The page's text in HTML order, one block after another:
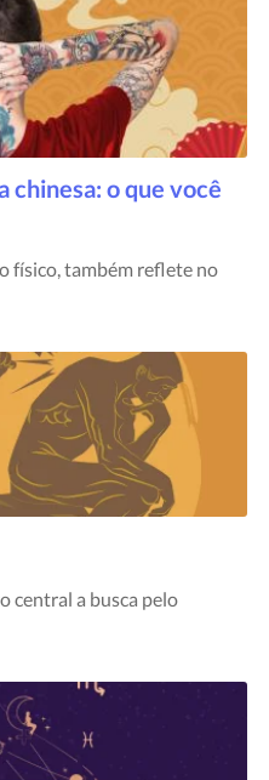
chinesa: o que você
físico, também reflete no
central a busca pelo